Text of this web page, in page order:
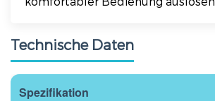
Technische Daten
Spezifikation